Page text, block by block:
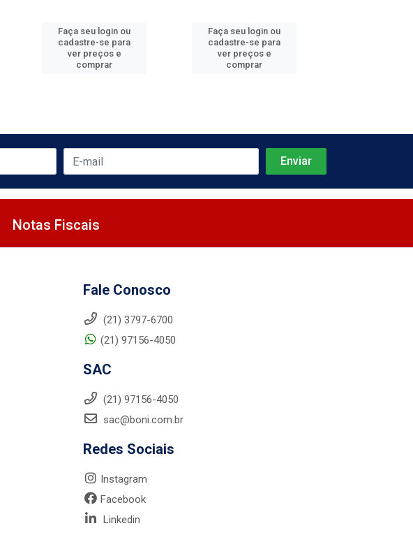
Faça seu login ou
cadastre-se para
ver preços e
comprar
Faça seu login ou
cadastre-se para
ver preços e
comprar
Notas Fiscais
Fale Conosco
(21) 3797-6700
(21) 97156-4050
SAC
(21) 97156-4050
sac@boni.com.br
Redes Sociais
Instagram
Facebook
Linkedin